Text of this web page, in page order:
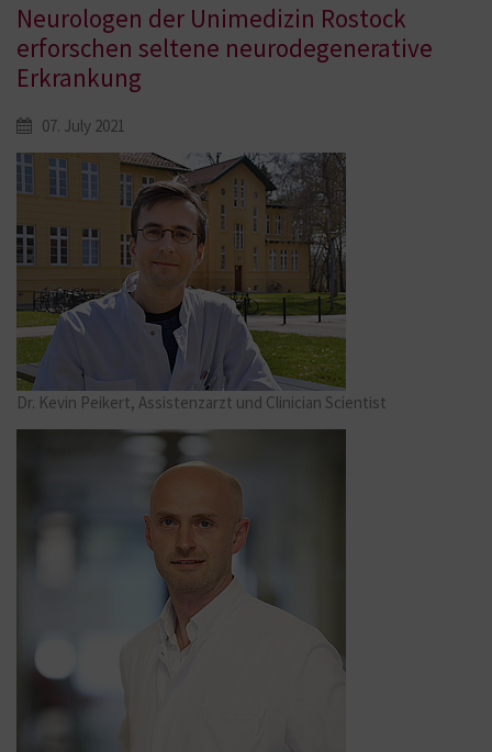
Neurologen der Unimedizin Rostock
erforschen seltene neurodegenerative
Erkrankung
07. July 2021
Dr. Kevin Peikert, Assistenzarzt und Clinician Scientist